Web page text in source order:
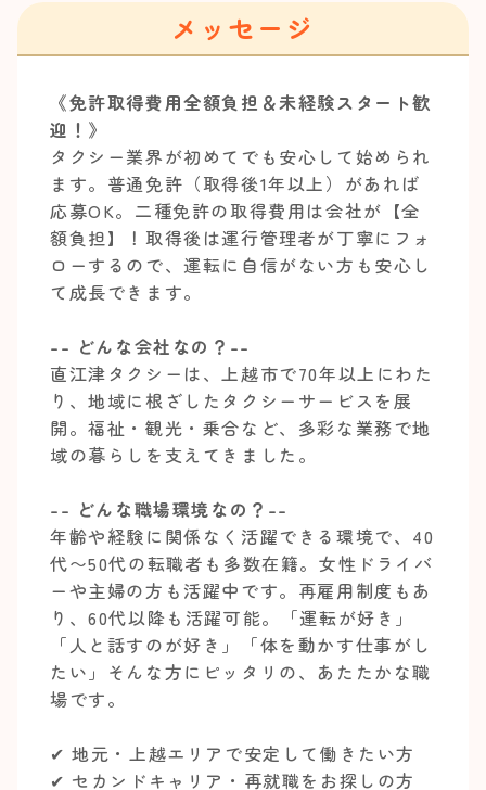
メッセージ
《免許取得費用全額負担＆未経験スタート歓
迎！》
タクシー業界が初めてでも安心して始められ
ます。普通免許（取得後1年以上）があれば
応募OK。二種免許の取得費用は会社が【全
額負担】！取得後は運行管理者が丁寧にフォ
ローするので、運転に自信がない方も安心し
て成長できます。
-- どんな会社なの？--
直江津タクシーは、上越市で70年以上にわた
り、地域に根ざしたタクシーサービスを展
開。福祉・観光・乗合など、多彩な業務で地
域の暮らしを支えてきました。
-- どんな職場環境なの？--
年齢や経験に関係なく活躍できる環境で、40
代〜50代の転職者も多数在籍。女性ドライバ
ーや主婦の方も活躍中です。再雇用制度もあ
り、60代以降も活躍可能。「運転が好き」
「人と話すのが好き」「体を動かす仕事がし
たい」そんな方にピッタリの、あたたかな職
場です。
✔︎ 地元・上越エリアで安定して働きたい方
✔︎ セカンドキャリア・再就職をお探しの方